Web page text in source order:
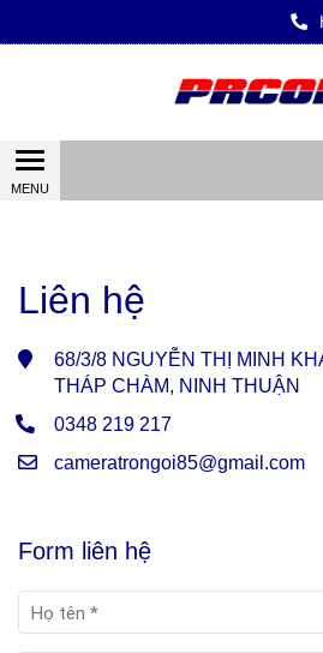
Liên hệ
68/3/8 NGUYỄN THỊ MINH
THÁP CHÀM, NINH THUẬN
0348 219 217
cameratrongoi85@gmail.com
Form liên hệ